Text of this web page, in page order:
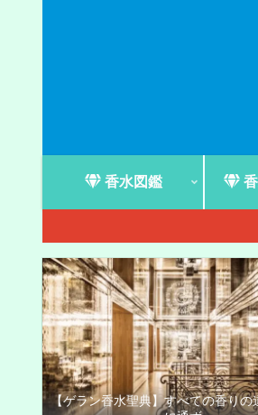
香水図鑑
【ゲラン香水聖典】すべての香りの